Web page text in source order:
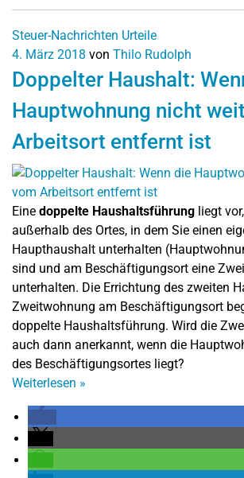
Steuer-Nachrichten Urteile
4. März 2018 von Thilo Rudolph
Doppelter Haushalt:
Hauptwohnung nicht
Arbeitsort entfernt ist
Eine doppelte Haushaltsführung liegt
außerhalb des Ortes, in dem Sie einen
Haupthaushalt unterhalten
sind und am Beschäftigungsort eine
unterhalten. Die Errichtung des zweiten
Zweitwohnung am Beschäftigungsort
doppelte Haushaltsführung. Wird die
auch dann anerkannt, wenn die
des Beschäftigungsortes liegt?
Weiterlesen »